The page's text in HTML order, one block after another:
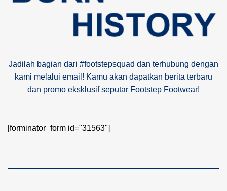
Jadilah bagian dari #footstepsquad dan terhubung dengan
kami melalui email! Kamu akan dapatkan berita terbaru
dan promo eksklusif seputar Footstep Footwear!
[forminator_form id="31563"]